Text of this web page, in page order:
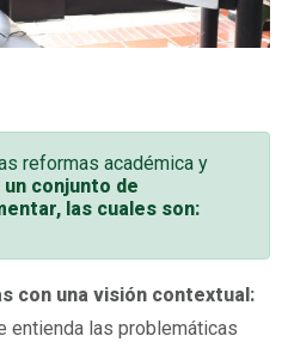
reformas académica y
conjunto de
las cuales son:
con una visión contextual:
entienda las problemáticas